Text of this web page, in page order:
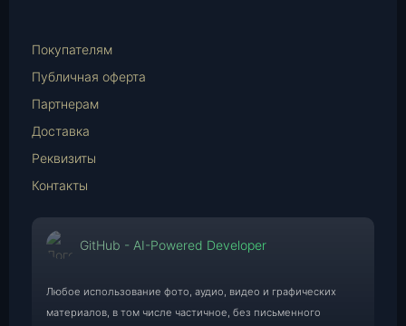
Mail
Покупателям
Публичная оферта
Партнерам
Доставка
Реквизиты
Контакты
GitHub - AI-Powered Developer
Любое использование фото, аудио, видео и графических
материалов, в том числе частичное, без письменного